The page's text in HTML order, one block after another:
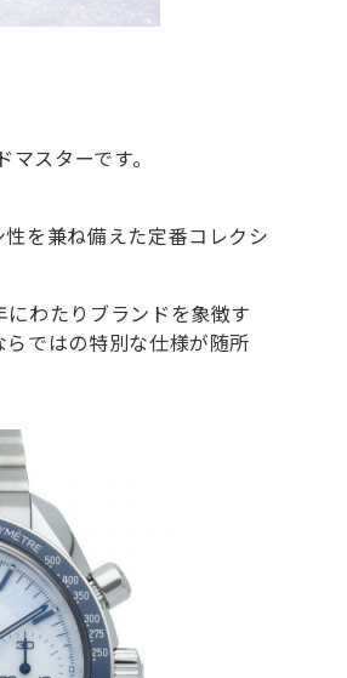
スターです。
を兼ね備えた定番コレクシ
わたりブランドを象徴す
ではの特別な仕様が随所